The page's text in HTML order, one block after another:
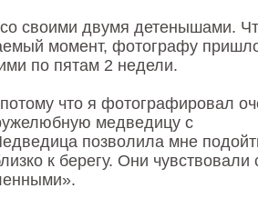
своими двумя детенышами.
момент, фотографу
по пятам 2 недели.
что я фотографировал
медведицу с
позволила мне
к берегу. Они чувствовали